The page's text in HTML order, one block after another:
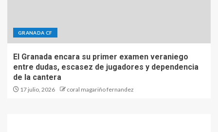
GRANADA CF
El Granada encara su primer examen veraniego
entre dudas, escasez de jugadores y dependencia
de la cantera
17 julio, 2026 coral magariño fernandez